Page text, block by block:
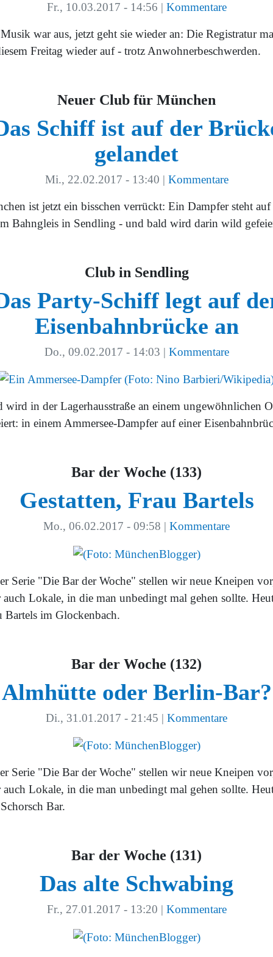
Fr., 10.03.2017 - 14:56 | Kommentare
war aus, jetzt geht sie wieder an: Die Registratur
Freitag wieder auf - trotz Anwohnerbeschwerden.
Neuer Club für München
Schiff ist auf der
gelandet
Mi., 22.02.2017 - 13:40 | Kommentare
ist jetzt ein bisschen verrückt: Ein Dampfer steht auf
Bahngleis in Sendling - und bald wird darin wild
Club in Sendling
Party-Schiff legt auf
Eisenbahnbrücke an
Do., 09.02.2017 - 14:03 | Kommentare
wird in der Lagerhausstraße an einem ungewöhnlichen
in einem Ammersee-Dampfer auf einer
Bar der Woche (133)
Gestatten, Frau Bartels
Mo., 06.02.2017 - 09:58 | Kommentare
Serie "Die Bar der Woche" stellen wir neue Kneipen
auch Lokale, in die man unbedingt mal gehen sollte.
Bartels im Glockenbach.
Bar der Woche (132)
Almhütte oder Berlin-Bar?
Di., 31.01.2017 - 21:45 | Kommentare
Serie "Die Bar der Woche" stellen wir neue Kneipen
auch Lokale, in die man unbedingt mal gehen sollte.
Bar.
Bar der Woche (131)
Das alte Schwabing
Fr., 27.01.2017 - 13:20 | Kommentare